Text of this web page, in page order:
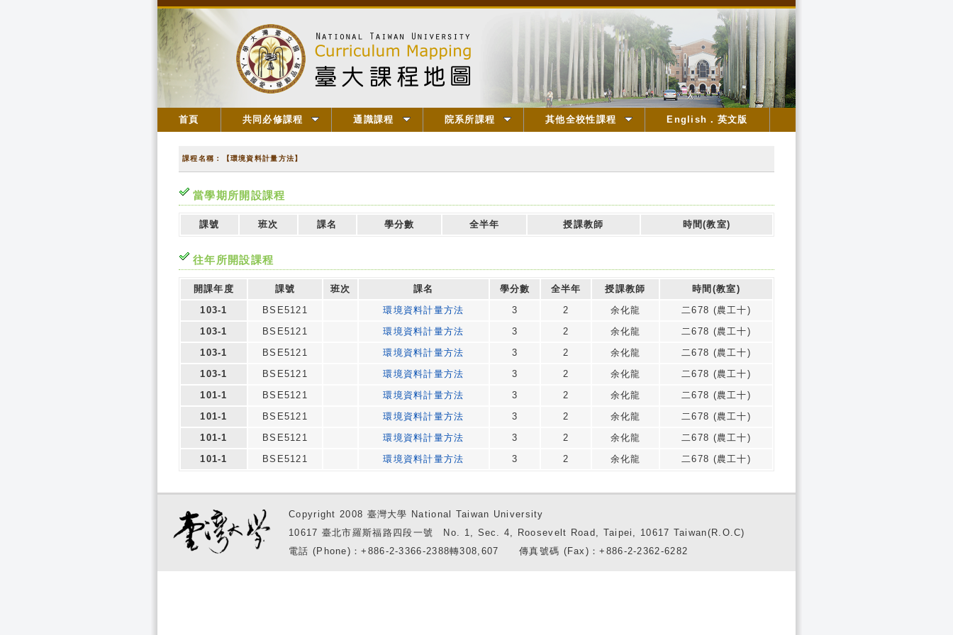
首頁 共同必修課程 通識課程 院系所課程 其他全校性課程 English．英文版
課程名稱：【環境資料計量方法】
當學期所開設課程
課號 班次 課名 學分數 全半年 授課教師 時間(教室)
往年所開設課程
開課年度 課號 班次 課名 學分數 全半年 授課教師
時間(教室)
103-1
BSE5121 環境資料計量方法 3 2 余化龍
二678 (農工十)
103-1
BSE5121 環境資料計量方法 3 2 余化龍
二678 (農工十)
103-1
BSE5121 環境資料計量方法 3 2 余化龍
二678 (農工十)
103-1
BSE5121 環境資料計量方法 3 2 余化龍
二678 (農工十)
101-1
BSE5121 環境資料計量方法 3 2 余化龍
二678 (農工十)
101-1
BSE5121 環境資料計量方法 3 2 余化龍
二678 (農工十)
101-1
BSE5121 環境資料計量方法 3 2 余化龍
二678 (農工十)
101-1
BSE5121 環境資料計量方法 3 2 余化龍 二678 (農工十)
Copyright 2008 臺灣大學 National Taiwan University
10617 臺北市羅斯福路四段一號 No. 1, Sec. 4, Roosevelt Road, Taipei, 10617 Taiwan(R.O.C)
電話 (Phone)：+886-2-3366-2388轉308,607 傳真號碼 (Fax)：+886-2-2362-6282